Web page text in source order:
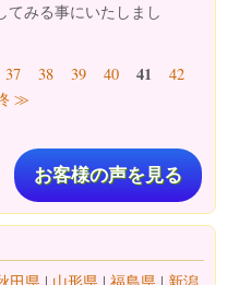
てみる事にいたしまし
37 38 39 40 41
42
≫
お客様の声を見る